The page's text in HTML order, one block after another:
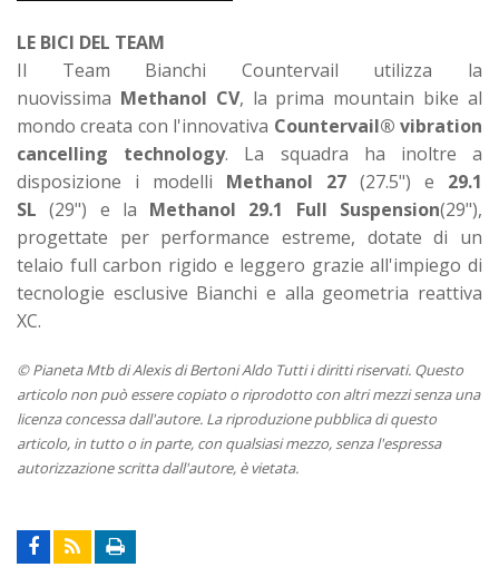
LE BICI DEL TEAM
Il Team Bianchi Countervail utilizza la
nuovissima Methanol CV, la prima mountain bike al
mondo creata con l'innovativa Countervail® vibration
cancelling technology. La squadra ha inoltre a
disposizione i modelli Methanol 27 (27.5") e 29.1
SL (29") e la Methanol 29.1 Full Suspension(29"),
progettate per performance estreme, dotate di un
telaio full carbon rigido e leggero grazie all'impiego di
tecnologie esclusive Bianchi e alla geometria reattiva
XC.
© Pianeta Mtb di Alexis di Bertoni Aldo Tutti i diritti riservati. Questo
articolo non può essere copiato o riprodotto con altri mezzi senza una
licenza concessa dall'autore. La riproduzione pubblica di questo
articolo, in tutto o in parte, con qualsiasi mezzo, senza l'espressa
autorizzazione scritta dall'autore, è vietata.